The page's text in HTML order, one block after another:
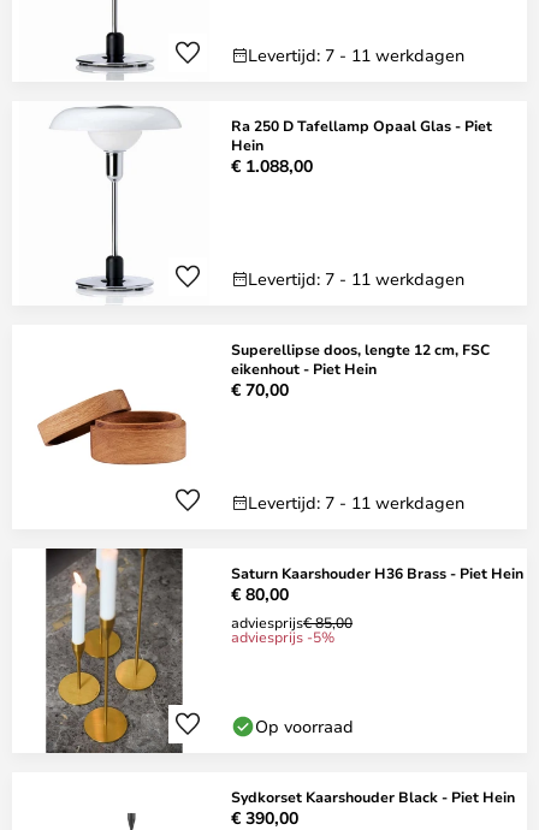
Levertijd: 7 - 11 werkdagen
Ra 250 D Tafellamp Opaal Glas - Piet
Hein
€ 1.088,00
Levertijd: 7 - 11 werkdagen
Superellipse doos, lengte 12 cm, FSC
eikenhout - Piet Hein
€ 70,00
Levertijd: 7 - 11 werkdagen
Saturn Kaarshouder H36 Brass - Piet Hein
€ 80,00
adviesprijs€ 85,00
adviesprijs -5%
Op voorraad
Sydkorset Kaarshouder Black - Piet Hein
€ 390,00